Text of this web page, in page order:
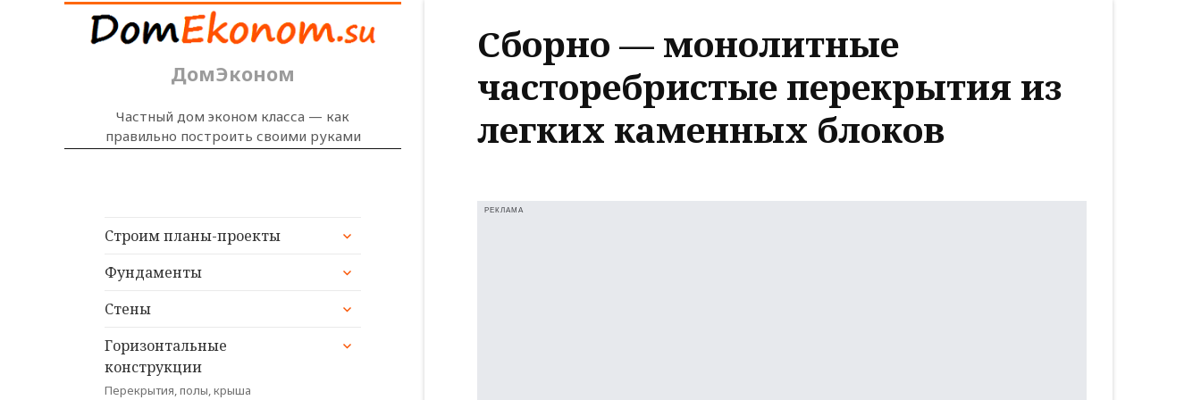
ДомЭконом
Частный дом эконом класса — как
правильно построить своими руками
Строим планы-проекты
раскрыть
меню
Фундаменты
раскрыть
меню
Стены
раскрыть
меню
Горизонтальные
конструкции
Перекрытия, полы, крыша
раскрыть
Сборно — монолитные
часторебристые перекрытия из
легких каменных блоков
РЕКЛАМА